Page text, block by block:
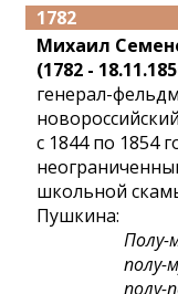
1782
Михаил
(1782 -
генерал-
с 1844 по 1854
школьной
Пушкина:
Полу-
полу-
полу-